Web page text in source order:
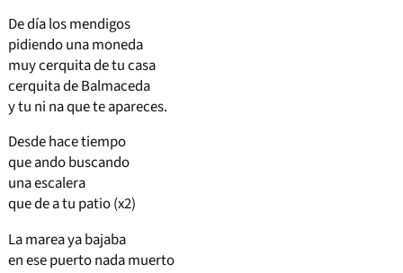
De día los mendigos
pidiendo una moneda
muy cerquita de tu casa
cerquita de Balmaceda
y tu ni na que te apareces.
Desde hace tiempo
que ando buscando
una escalera
que de a tu patio (x2)
La marea ya bajaba
en ese puerto nada muerto